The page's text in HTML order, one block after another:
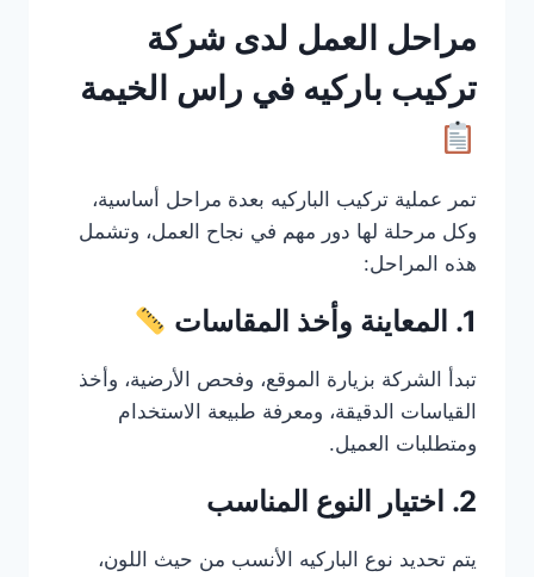
مراحل العمل لدى شركة
تركيب باركيه في راس الخيمة
تمر عملية تركيب الباركيه بعدة مراحل أساسية،
وكل مرحلة لها دور مهم في نجاح العمل، وتشمل
هذه المراحل:
1. المعاينة وأخذ المقاسات
تبدأ الشركة بزيارة الموقع، وفحص الأرضية، وأخذ
القياسات الدقيقة، ومعرفة طبيعة الاستخدام
ومتطلبات العميل.
2. اختيار النوع المناسب
يتم تحديد نوع الباركيه الأنسب من حيث اللون،